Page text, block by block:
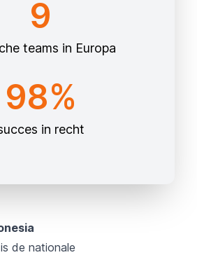
9
teams in Europa
98%
in recht
de nationale